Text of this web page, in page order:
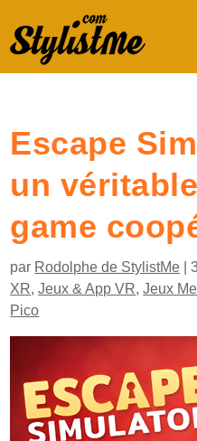
Escape
un
game
par Rodolphe de StylistMe |
XR,Jeux & App VR,Jeux
Pico